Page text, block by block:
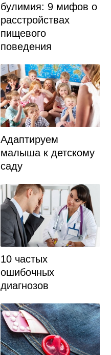
булимия: 9 мифов о
расстройствах
пищевого
поведения
Адаптируем
малыша к детскому
саду
10 частых
ошибочных
диагнозов